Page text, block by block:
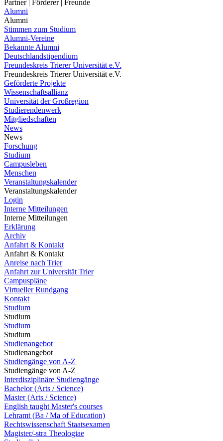
Partner | Förderer | Freunde
Alumni
Alumni
Stimmen zum Studium
Alumni-Vereine
Bekannte Alumni
Deutschlandstipendium
Freundeskreis Trierer Universität e.V.
Freundeskreis Trierer Universität e.V.
Geförderte Projekte
Wissenschaftsallianz
Universität der Großregion
Studierendenwerk
Mitgliedschaften
News
News
Forschung
Studium
Campusleben
Menschen
Veranstaltungskalender
Veranstaltungskalender
Login
Interne Mitteilungen
Interne Mitteilungen
Erklärung
Archiv
Anfahrt & Kontakt
Anfahrt & Kontakt
Anreise nach Trier
Anfahrt zur Universität Trier
Campuspläne
Virtueller Rundgang
Kontakt
Studium
Studium
Studium
Studium
Studienangebot
Studienangebot
Studiengänge von A-Z
Studiengänge von A-Z
Interdisziplinäre Studiengänge
Bachelor (Arts / Science)
Master (Arts / Science)
English taught Master's courses
Lehramt (Ba / Ma of Education)
Rechtswissenschaft Staatsexamen
Magister/-stra Theologiae